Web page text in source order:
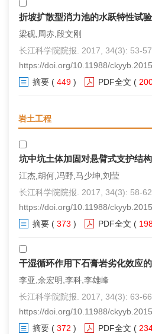
折坡扩散型消力池的水跃特性试
梁砚,周赤,段文刚
长江科学院院报. 2017, 34(3): 53-57.
https://doi.org/10.11988/
摘要 ( 449 ) PDF全文 (
岩土工程
坑中坑土体加固对悬臂式支护结
江杰,胡何,冯野,马少坤,刘莹
长江科学院院报. 2017, 34(3): 58-62.
https://doi.org/10.11988/
摘要 ( 373 ) PDF全文 (
干湿循环作用下石膏岩劣化效应
李亚,余宏明,李科,李雄峰
长江科学院院报. 2017, 34(3): 63-66.
https://doi.org/10.11988/
摘要 ( 372 ) PDF全文 (